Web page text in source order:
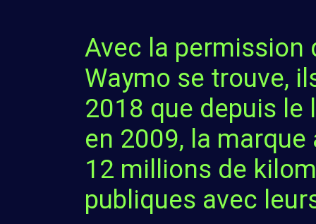
Avec la permission
Waymo se trouve,
2018 que depuis
en 2009, la
12 millions de
publiques avec